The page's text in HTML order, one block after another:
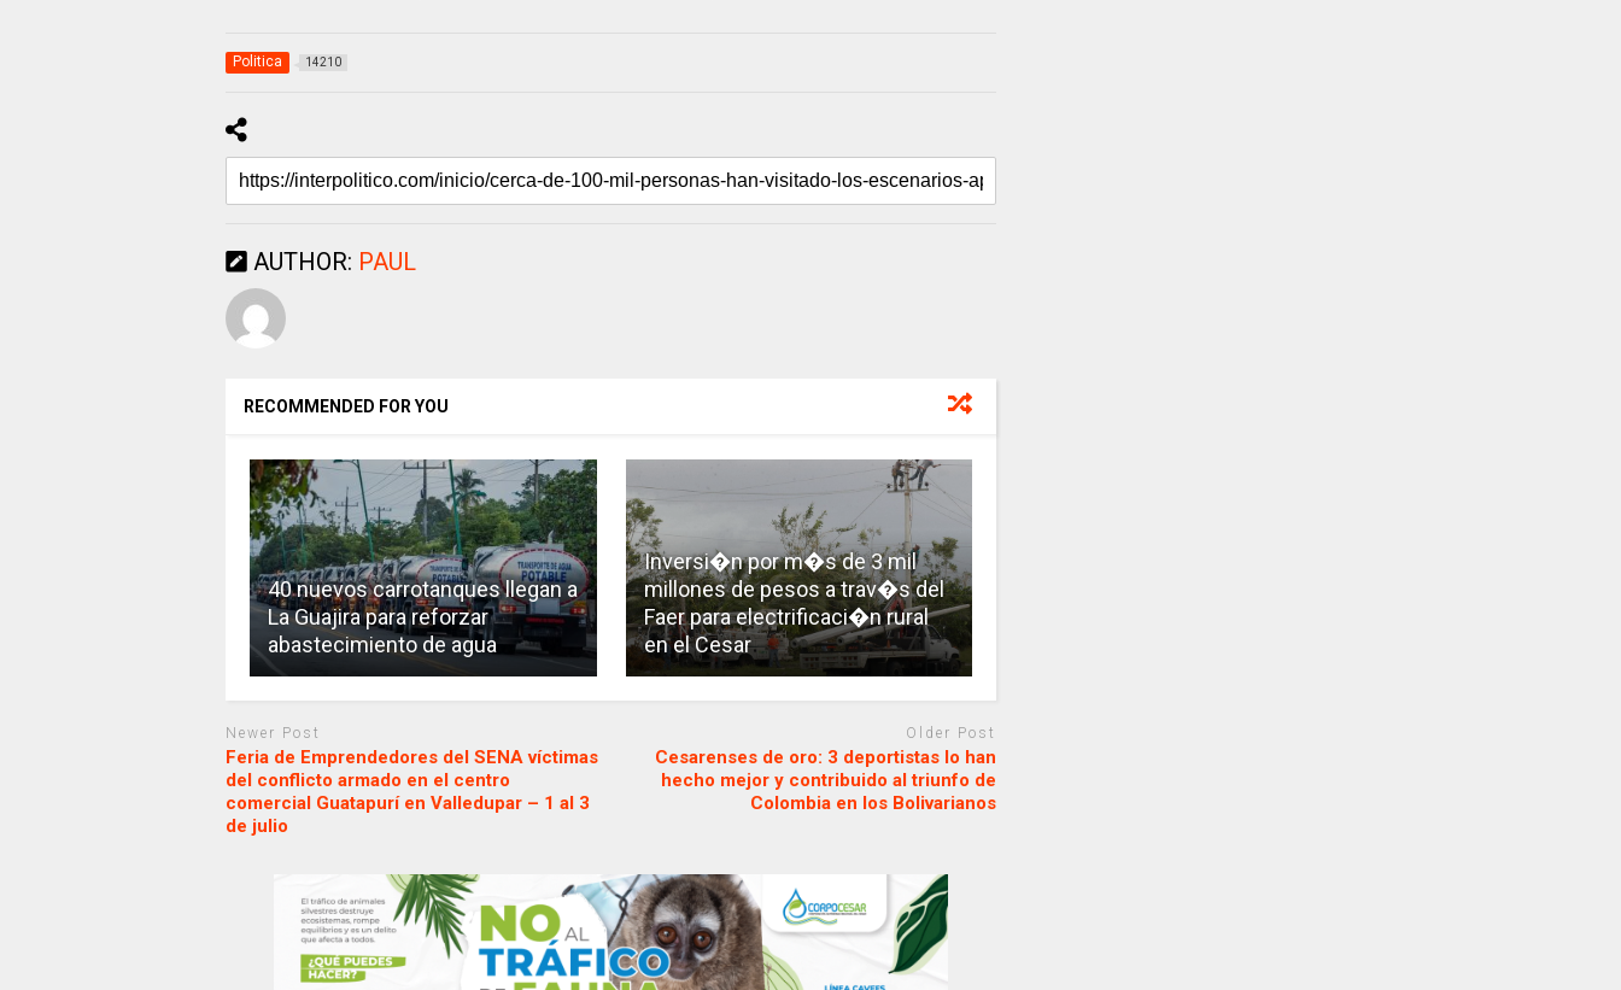
Politica 14210
AUTHOR: PAUL
RECOMMENDED FOR YOU
40 nuevos carrotanques llegan a
La Guajira para reforzar
abastecimiento de agua
Inversi�n por m�s de 3 mil
millones de pesos a trav�s del
Faer para electrificaci�n rural
en el Cesar
Newer Post
Feria de Emprendedores del SENA víctimas
del conflicto armado en el centro
comercial Guatapurí en Valledupar – 1 al 3
de julio
Older Post
Cesarenses de oro: 3 deportistas lo han
hecho mejor y contribuido al triunfo de
Colombia en los Bolivarianos